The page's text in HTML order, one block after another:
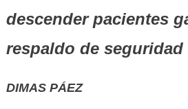
descender pacientes
respaldo de seguridad
DIMAS PÁEZ